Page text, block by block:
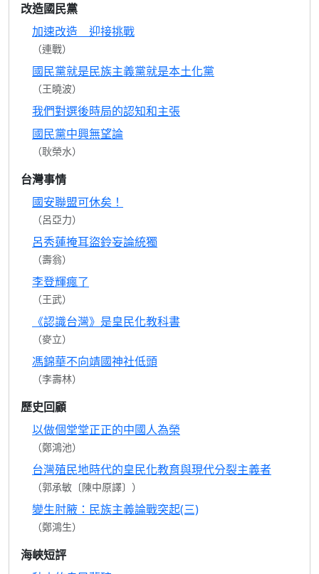
改造國民黨
加速改造 迎接挑戰
（連戰）
國民黨就是民族主義黨就是本土化黨
（王曉波）
我們對選後時局的認知和主張
國民黨中興無望論
（耿榮水）
台灣事情
國安聯盟可休矣！
（呂亞力）
呂秀蓮掩耳盜鈴妄論統獨
（壽翁）
李登輝瘋了
（王武）
《認識台灣》是皇民化教科書
（麥立）
馮錦華不向靖國神社低頭
（李壽林）
歷史回顧
以做個堂堂正正的中國人為榮
（鄭鴻池）
台灣殖民地時代的皇民化教育與現代分裂主義者
（郭承敏〔陳中原譯〕）
變生肘腋：民族主義論戰突起(三)
（鄭鴻生）
海峽短評